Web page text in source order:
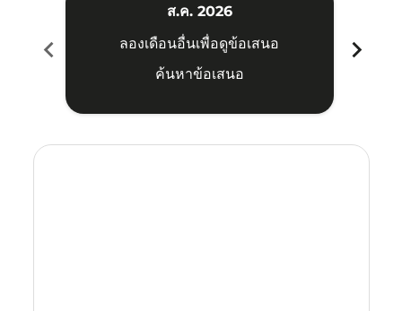
chevron_left
ส.ค. 2026
ลองเดือนอื่นเพื่อดูข้อเสนอ
ค้นหาข้อเสนอ
chevron_right